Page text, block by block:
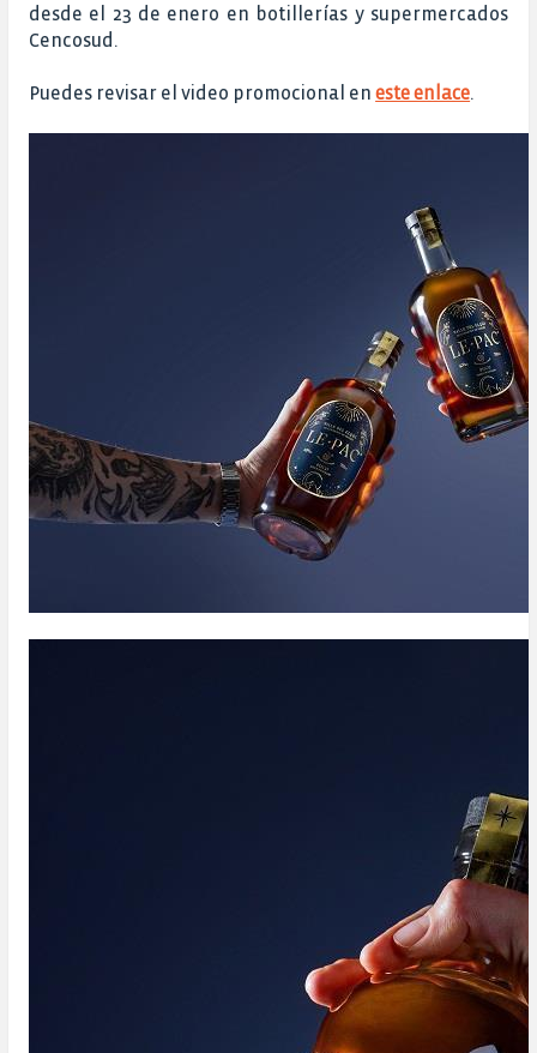
desde el 23 de enero en botillerías y supermercados
Cencosud.
Puedes revisar el video promocional eneste enlace.